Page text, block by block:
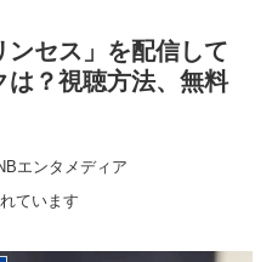
セス」を配信して
は？視聴方法、無料
エンタメディア
ています